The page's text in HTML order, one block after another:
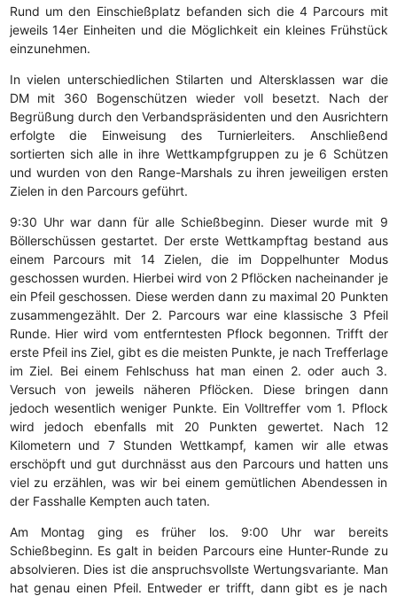
Rund um den Einschießplatz befanden sich die 4 Parcours mit
jeweils 14er Einheiten und die Möglichkeit ein kleines Frühstück
einzunehmen.
In vielen unterschiedlichen Stilarten und Altersklassen war die
DM mit 360 Bogenschützen wieder voll besetzt. Nach der
Begrüßung durch den Verbandspräsidenten und den Ausrichtern
erfolgte die Einweisung des Turnierleiters. Anschließend
sortierten sich alle in ihre Wettkampfgruppen zu je 6 Schützen
und wurden von den Range-Marshals zu ihren jeweiligen ersten
Zielen in den Parcours geführt.
9:30 Uhr war dann für alle Schießbeginn. Dieser wurde mit 9
Böllerschüssen gestartet. Der erste Wettkampftag bestand aus
einem Parcours mit 14 Zielen, die im Doppelhunter Modus
geschossen wurden. Hierbei wird von 2 Pflöcken nacheinander je
ein Pfeil geschossen. Diese werden dann zu maximal 20 Punkten
zusammengezählt. Der 2. Parcours war eine klassische 3 Pfeil
Runde. Hier wird vom entferntesten Pflock begonnen. Trifft der
erste Pfeil ins Ziel, gibt es die meisten Punkte, je nach Trefferlage
im Ziel. Bei einem Fehlschuss hat man einen 2. oder auch 3.
Versuch von jeweils näheren Pflöcken. Diese bringen dann
jedoch wesentlich weniger Punkte. Ein Volltreffer vom 1. Pflock
wird jedoch ebenfalls mit 20 Punkten gewertet. Nach 12
Kilometern und 7 Stunden Wettkampf, kamen wir alle etwas
erschöpft und gut durchnässt aus den Parcours und hatten uns
viel zu erzählen, was wir bei einem gemütlichen Abendessen in
der Fasshalle Kempten auch taten.
Am Montag ging es früher los. 9:00 Uhr war bereits
Schießbeginn. Es galt in beiden Parcours eine Hunter-Runde zu
absolvieren. Dies ist die anspruchsvollste Wertungsvariante. Man
hat genau einen Pfeil. Entweder er trifft, dann gibt es je nach